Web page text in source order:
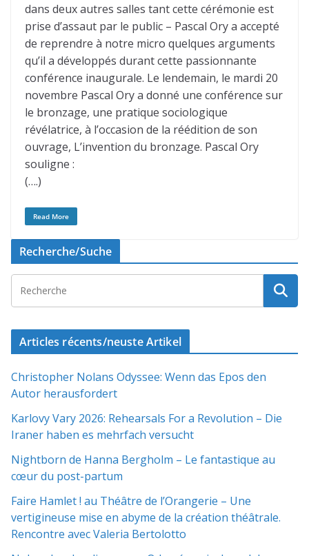
dans deux autres salles tant cette cérémonie est
prise d’assaut par le public – Pascal Ory a accepté
de reprendre à notre micro quelques arguments
qu’il a développés durant cette passionnante
conférence inaugurale. Le lendemain, le mardi 20
novembre Pascal Ory a donné une conférence sur
le bronzage, une pratique sociologique
révélatrice, à l’occasion de la réédition de son
ouvrage, L’invention du bronzage. Pascal Ory
souligne :
(….)
Read More
Recherche/Suche
Articles récents/neuste Artikel
Christopher Nolans Odyssee: Wenn das Epos den
Autor herausfordert
Karlovy Vary 2026: Rehearsals For a Revolution – Die
Iraner haben es mehrfach versucht
Nightborn de Hanna Bergholm – Le fantastique au
cœur du post-partum
Faire Hamlet ! au Théâtre de l’Orangerie – Une
vertigineuse mise en abyme de la création théâtrale.
Rencontre avec Valeria Bertolotto